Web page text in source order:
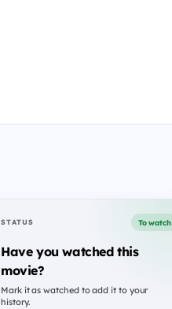
STATUS To watch
Have you watched this
movie?
Mark it as watched to add it to your
history.